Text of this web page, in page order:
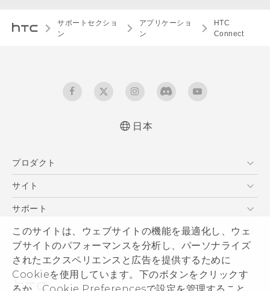
このサイトは、ウェブサイトの機能を最適化し、ウェ
ブサイトのパフォーマンスを分析し、パーソナライズ
されたエクスペリエンスと広告を提供するために
Cookieを使用しています。下のボタンをクリックす
サポートセクショ
ン
アプリケーショ
ン
HTC
Connect
日本
プロダクト
スマートフォン
サイト
HTC Dev
HTC Research
サポート
サポートセンター
発送状況
サポート
保証規定
HTCについて
ESG
製品のセキュリティ